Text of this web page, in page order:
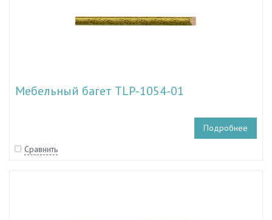
Мебельный багет TLP-1054-01
Подробнее
Сравнить